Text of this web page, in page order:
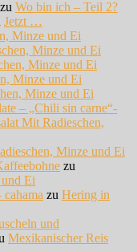
zu Wo bin ich – Teil 2?
Jetzt …
Minze und Ei
Minze und Ei
Minze und Ei
Minze und Ei
Minze und Ei
– „Chili sin carne“-
Mit Radieschen,
Minze und Ei
zu
Ei
zu Hering in
und
Mexikanischer Reis